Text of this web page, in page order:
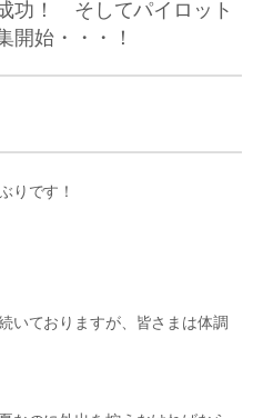
功！ そしてパイロット
開始・・・！
りです！
いておりますが、皆さまは体調